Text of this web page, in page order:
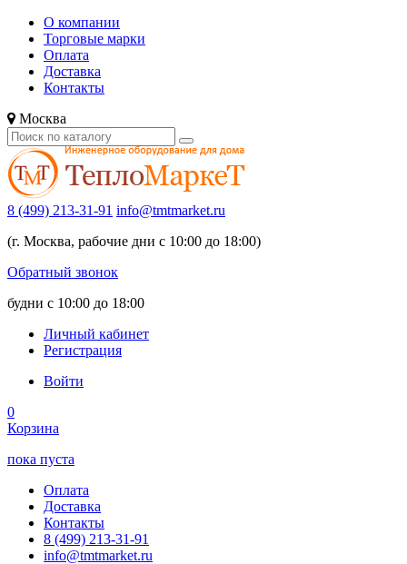
О компании
Торговые марки
Оплата
Доставка
Контакты
Москва
8 (499) 213-31-91 info@tmtmarket.ru
(г. Москва, рабочие дни с 10:00 до 18:00)
Обратный звонок
будни с 10:00 до 18:00
Личный кабинет
Регистрация
Войти
0
Корзина
пока пуста
Оплата
Доставка
Контакты
8 (499) 213-31-91
info@tmtmarket.ru